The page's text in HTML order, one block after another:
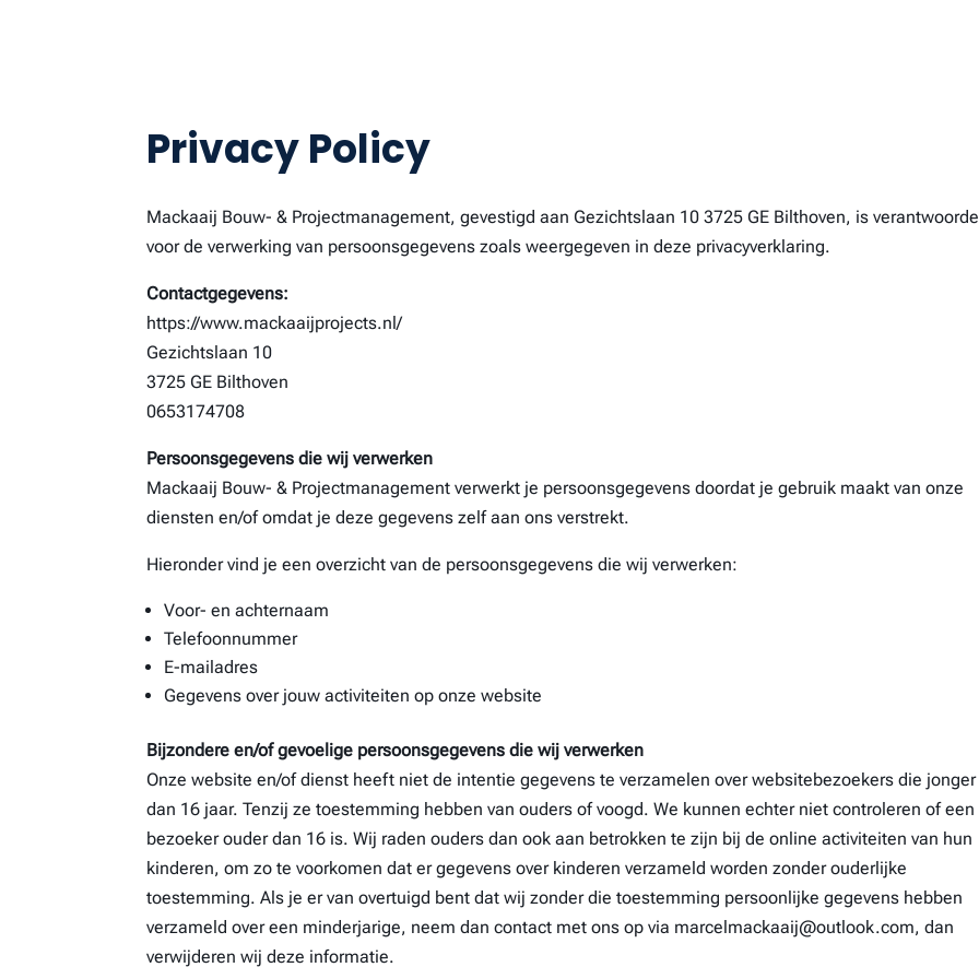
Privacy Policy
Mackaaij Bouw- & Projectmanagement, gevestigd aan Gezichtslaan 10 3725 GE Bilthoven, is
voor de verwerking van persoonsgegevens zoals weergegeven in deze privacyverklaring.
Contactgegevens:
https://www.mackaaijprojects.nl/
Gezichtslaan 10
3725 GE Bilthoven
0653174708
Persoonsgegevens die wij verwerken
Mackaaij Bouw- & Projectmanagement verwerkt je persoonsgegevens doordat je gebruik maakt van onze
diensten en/of omdat je deze gegevens zelf aan ons verstrekt.
Hieronder vind je een overzicht van de persoonsgegevens die wij verwerken:
Voor- en achternaam
Telefoonnummer
E-mailadres
Gegevens over jouw activiteiten op onze website
Bijzondere en/of gevoelige persoonsgegevens die wij verwerken
Onze website en/of dienst heeft niet de intentie gegevens te verzamelen over websitebezoekers die
dan 16 jaar. Tenzij ze toestemming hebben van ouders of voogd. We kunnen echter niet controleren of een
bezoeker ouder dan 16 is. Wij raden ouders dan ook aan betrokken te zijn bij de online activiteiten van hun
kinderen, om zo te voorkomen dat er gegevens over kinderen verzameld worden zonder ouderlijke
toestemming. Als je er van overtuigd bent dat wij zonder die toestemming persoonlijke gegevens hebben
verzameld over een minderjarige, neem dan contact met ons op via marcelmackaaij@outlook.com, dan
verwijderen wij deze informatie.